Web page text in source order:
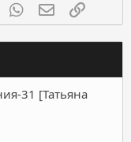
Tumblr WhatsAppЭлектронная
31 [Татьяна